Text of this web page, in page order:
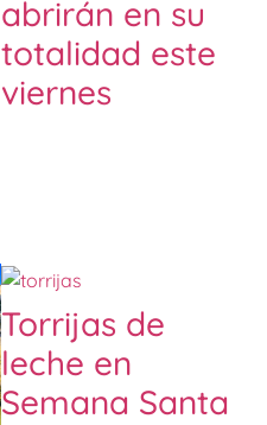
abrirán en su
totalidad este
viernes
Torrijas de
leche en
Semana Santa